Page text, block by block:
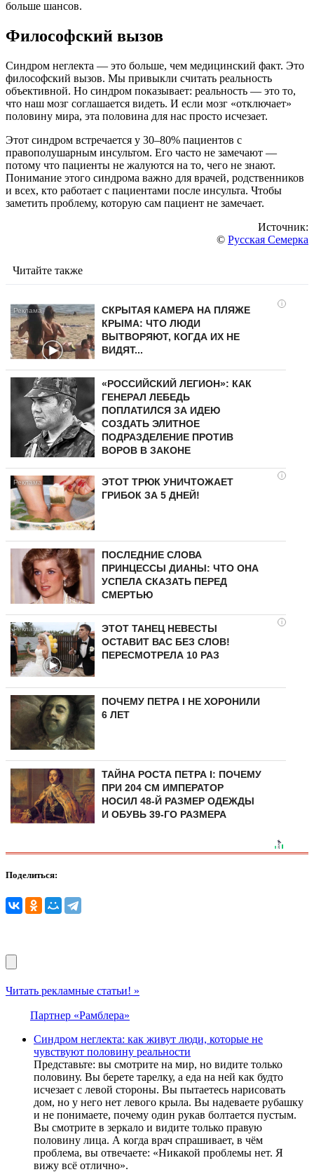
больше шансов.
Философский вызов
Синдром неглекта — это больше, чем медицинский факт. Это
философский вызов. Мы привыкли считать реальность
объективной. Но синдром показывает: реальность — это то,
что наш мозг соглашается видеть. И если мозг «отключает»
половину мира, эта половина для нас просто исчезает.
Этот синдром встречается у 30–80% пациентов с
правополушарным инсультом. Его часто не замечают —
потому что пациенты не жалуются на то, чего не знают.
Понимание этого синдрома важно для врачей, родственников
и всех, кто работает с пациентами после инсульта. Чтобы
заметить проблему, которую сам пациент не замечает.
Источник:
© Русская Семерка
Читайте также
i
СКРЫТАЯ КАМЕРА НА ПЛЯЖЕ
КРЫМА: ЧТО ЛЮДИ
ВЫТВОРЯЮТ, КОГДА ИХ НЕ
ВИДЯТ...
«РОССИЙСКИЙ ЛЕГИОН»: КАК
ГЕНЕРАЛ ЛЕБЕДЬ
ПОПЛАТИЛСЯ ЗА ИДЕЮ
СОЗДАТЬ ЭЛИТНОЕ
ПОДРАЗДЕЛЕНИЕ ПРОТИВ
ВОРОВ В ЗАКОНЕ
i
ЭТОТ ТРЮК УНИЧТОЖАЕТ
ГРИБОК ЗА 5 ДНЕЙ!
ПОСЛЕДНИЕ СЛОВА
ПРИНЦЕССЫ ДИАНЫ: ЧТО ОНА
УСПЕЛА СКАЗАТЬ ПЕРЕД
СМЕРТЬЮ
i
ЭТОТ ТАНЕЦ НЕВЕСТЫ
ОСТАВИТ ВАС БЕЗ СЛОВ!
ПЕРЕСМОТРЕЛА 10 РАЗ
ПОЧЕМУ ПЕТРА I НЕ ХОРОНИЛИ
6 ЛЕТ
ТАЙНА РОСТА ПЕТРА I: ПОЧЕМУ
ПРИ 204 СМ ИМПЕРАТОР
НОСИЛ 48-Й РАЗМЕР ОДЕЖДЫ
И ОБУВЬ 39-ГО РАЗМЕРА
Поделиться:
Читать рекламные статьи! »
Партнер «Рамблера»
Синдром неглекта: как живут люди, которые не
чувствуют половину реальности
Представьте: вы смотрите на мир, но видите только
половину. Вы берете тарелку, а еда на ней как будто
исчезает с левой стороны. Вы пытаетесь нарисовать
дом, но у него нет левого крыла. Вы надеваете рубашку
и не понимаете, почему один рукав болтается пустым.
Вы смотрите в зеркало и видите только правую
половину лица. А когда врач спрашивает, в чём
проблема, вы отвечаете: «Никакой проблемы нет. Я
вижу всё отлично».